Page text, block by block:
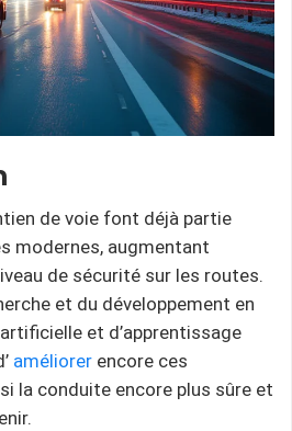
de voie font déjà partie
modernes, augmentant
de sécurité sur les routes.
et du développement en
et d’apprentissage
améliorer encore ces
la conduite encore plus sûre et